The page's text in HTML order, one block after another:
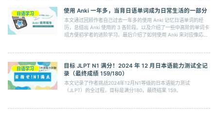
日语学习 使用 Anki 一年多，当背日语单词成为日常生活的一部分
本文通过回顾作者自己过去一年多的使用 Anki 记忆日语单词的经
历，总结出 Anki 使用的 3 各阶段。以及介绍了一些中高阶的单词卡
组方便初学者的进阶学习。最后介绍了如何使用 Anki 来对应像応用
日语学习
目标 JLPT N1 满分！2024 年 12 月日本语能力测试全记
录（最终成绩 159/180）
本文记录了作者挑战2024年12月N1等级的日本语能力测试
（JLPT）的全过程，目标是满分180，最终结果 159。